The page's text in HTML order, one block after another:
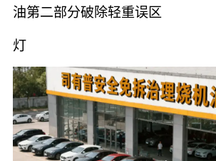
油第二部分破除轻重误区
灯